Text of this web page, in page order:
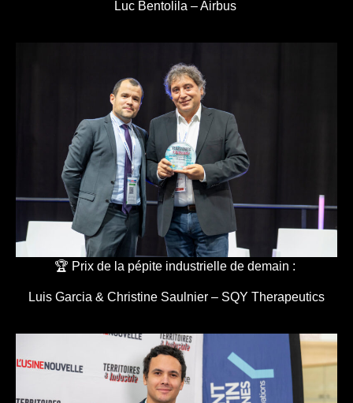
Luc Bentolila – Airbus
🏆 Prix de la pépite industrielle de demain :
Luis Garcia & Christine Saulnier – SQY Therapeutics